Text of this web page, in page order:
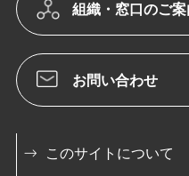
組織・窓口のご案
お問い合わせ
このサイトについて